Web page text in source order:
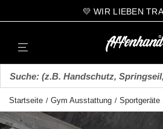
💛 WIR LIEBEN
Startseite / Gym Ausstattung / Sportgeräte